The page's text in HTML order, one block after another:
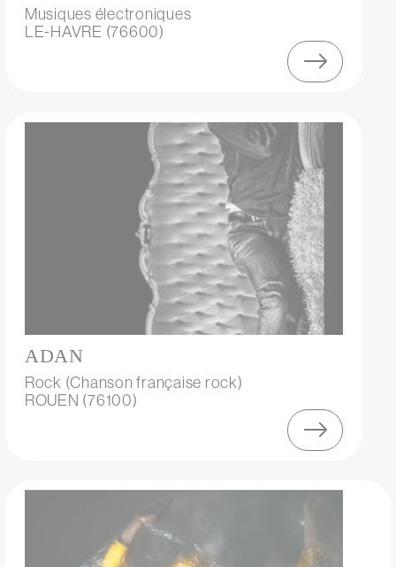
Musiques électroniques
LE-HAVRE (76600)
ADAN
Rock (Chanson française rock)
ROUEN (76100)